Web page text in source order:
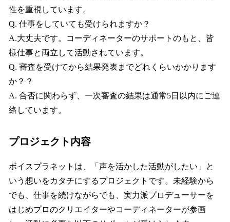
性を重視しています。
Q. 仕事をしていても受けられますか？
A.大丈夫です。コーディネーターのサポートのもと、皆
様仕事と両立して活動されています。
Q. 審査を受けてから結果発表までどれくらいかかります
か？？
A. 合否に関わらず、一次審査の結果は通常5日以内にご連
絡しています。
プロジェクト内容
ボイスプラネットは、「声を活かした活動がしたい」と
いう想いをカタチにするプロジェクトです。未経験から
でも、仕事を続けながらでも、実力派プロデューサーを
はじめプロのクリエイターやコーディネーターが参画